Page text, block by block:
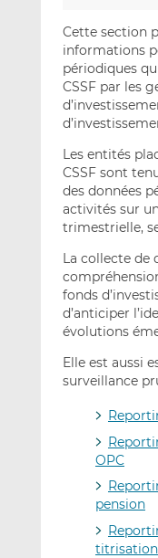
Cette section
informations
périodiques
CSSF par les
Les entités
CSSF sont
des données
activités sur
trimestrielle,
La collecte de
fonds
d’anticiper
évolutions
Elle est aussi
surveillance
OPC
pension
titrisation